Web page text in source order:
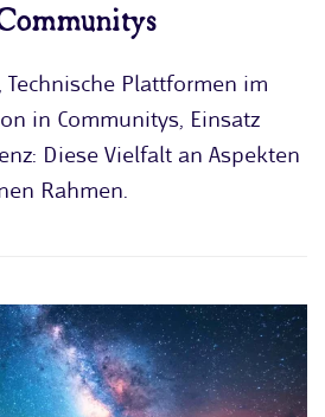
Technische Plattformen im
in Communitys, Einsatz
Diese Vielfalt an Aspekten
Rahmen.